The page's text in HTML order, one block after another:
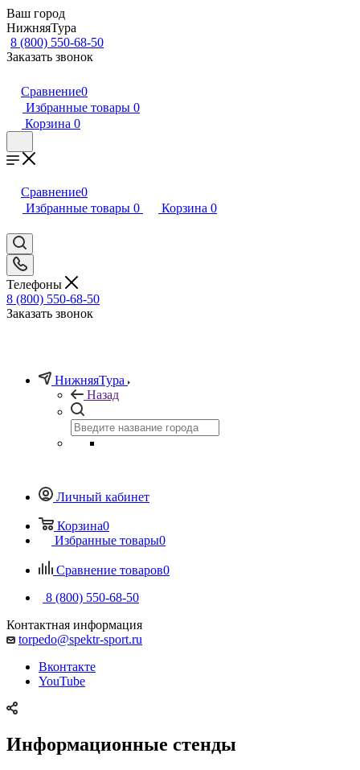
Ваш город
НижняяТура
8 (800) 550-68-50
Заказать звонок
Сравнение0
Избранные товары 0
Корзина 0
Сравнение0
Избранные товары 0 Корзина 0
Телефоны
8 (800) 550-68-50
Заказать звонок
НижняяТура
Назад
Личный кабинет
Корзина0
Избранные товары0
Сравнение товаров0
8 (800) 550-68-50
Контактная информация
torpedo@spektr-sport.ru
Вконтакте
YouTube
Информационные стенды